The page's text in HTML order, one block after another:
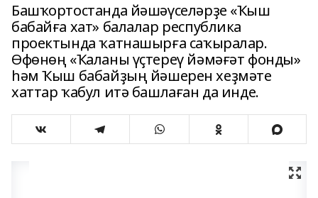
Башҡортостанда йәшәүселәрҙе «Ҡыш
бабайға хат» балалар республика
проектында ҡатнашырға саҡыралар.
Өфөнөң «Ҡаланы үҫтереү йәмәғәт фонды»
һәм Ҡыш бабайҙың йәшерен хеҙмәте
хаттар ҡабул итә башлаған да инде.